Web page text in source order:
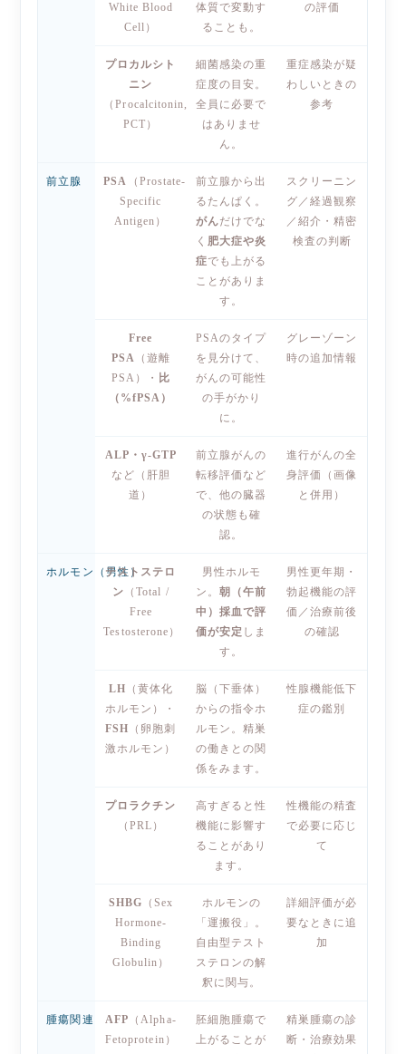
White Blood
Cell）
体質で変動す
ることも。
の評価
プロカルシト
ニン
（Procalcitonin,
PCT）
細菌感染の重
症度の目安。
全員に必要で
はありませ
ん。
重症感染が疑
わしいときの
参考
前立腺 PSA
（Prostate-
Specific
Antigen）
前立腺から出
るたんぱく。
がんだけでな
く 肥大症や炎
症でも上がる
ことがありま
す。
スクリーニン
グ／経過観察
／紹介・精密
検査の判断
Free
PSA （遊離
PSA）・ 比
（%fPSA）
PSAのタイプ
を見分けて、
がんの可能性
の手がかり
に。
グレーゾーン
時の追加情報
ALP・γ-GTP
など（肝胆
道）
前立腺がんの
転移評価など
で、他の臓器
の状態も確
認。
進行がんの全
身評価（画像
と併用）
ホルモン（男性）テストステロ
ン （Total /
Free
Testosterone）
男性ホルモ
ン。朝（午前
中）採血で評
価が安定 しま
す。
男性更年期・
勃起機能の評
価／治療前後
の確認
LH （黄体化
ホルモン）・
FSH （卵胞刺
激ホルモン）
脳（下垂体）
からの指令ホ
ルモン。精巣
の働きとの関
係をみます。
性腺機能低下
症の鑑別
プロラクチン
（PRL）
高すぎると性
機能に影響す
ることがあり
ます。
性機能の精査
で必要に応じ
て
SHBG （Sex
Hormone-
Binding
Globulin）
ホルモンの
「運搬役」。
自由型テスト
ステロンの解
釈に関与。
詳細評価が必
要なときに追
加
腫瘍関連 AFP （Alpha-
Fetoprotein）
胚細胞腫瘍で
上がることが
精巣腫瘍の診
断・治療効果